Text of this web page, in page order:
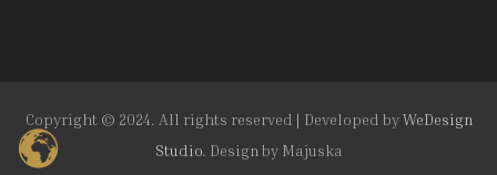
Copyright © 2024. All rights reserved | Developed byWeDesign
Studio. Design by Majuska